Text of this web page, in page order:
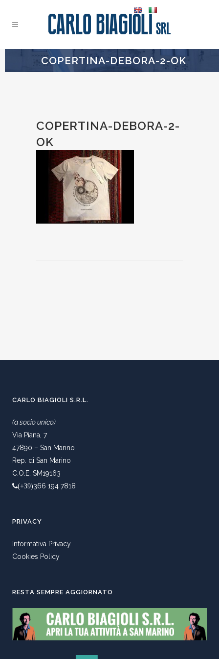
COPERTINA-DEBORA-2-OK
COPERTINA-DEBORA-2-
OK
CARLO BIAGIOLI S.R.L.
(a socio unico)
Via Piana, 7
47890 – San Marino
Rep. di San Marino
C.O.E. SM19163
(+39)366 194 7818
PRIVACY
Informativa Privacy
Cookies Policy
RESTA SEMPRE AGGIORNATO